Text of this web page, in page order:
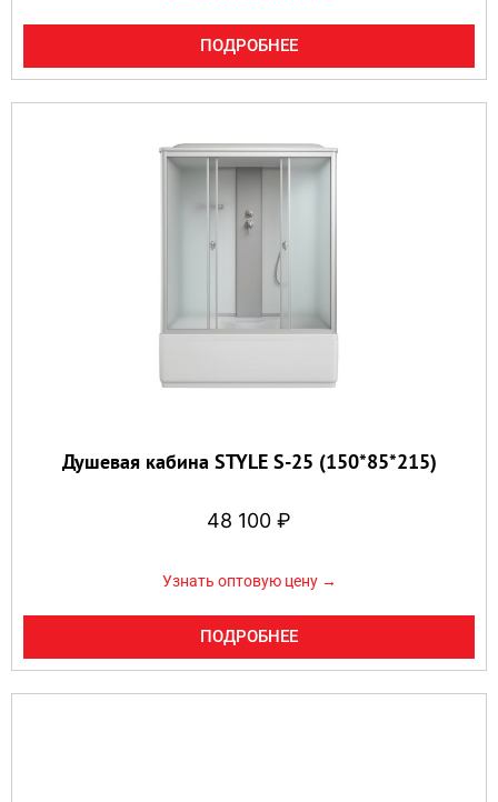
ПОДРОБНЕЕ
Душевая кабина STYLE S-25 (150*85*215)
48 100 ₽
Узнать оптовую цену →
ПОДРОБНЕЕ